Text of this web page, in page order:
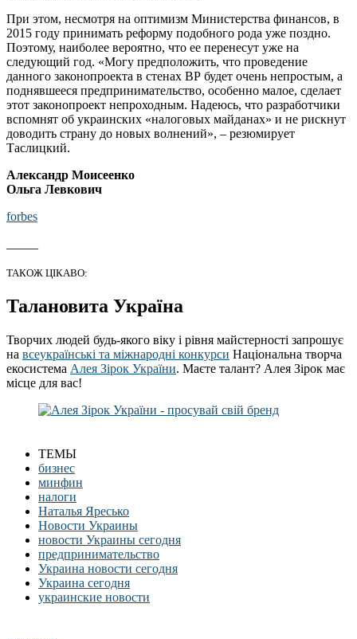
При этом, несмотря на оптимизм Министерства финансов, в
2015 году принимать реформу подобного рода уже поздно.
Поэтому, наиболее вероятно, что ее перенесут уже на
следующий год. «Могу предположить, что проведение
данного законопроекта в стенах ВР будет очень непростым, а
поднявшееся предпринимательство, особенно малое, сделает
этот законопроект непроходным. Надеюсь, что разработчики
вспомнят об украинских «налоговых майданах» и не рискнут
доводить страну до новых волнений», – резюмирует
Таслицкий.
Александр Моисеенко
Ольга Левкович
forbes
ТАКОЖ ЦІКАВО:
Талановита Україна
Творчих людей будь-якого віку і рівня майстерності запрошує
на всеукраїнські та міжнародні конкурси Національна творча
екосистема Алея Зірок України. Маєте талант? Алея Зірок має
місце для вас!
ТЕМЫ
бизнес
минфин
налоги
Наталья Яресько
Новости Украины
новости Украины сегодня
предпринимательство
Украина новости сегодня
Украина сегодня
украинские новости